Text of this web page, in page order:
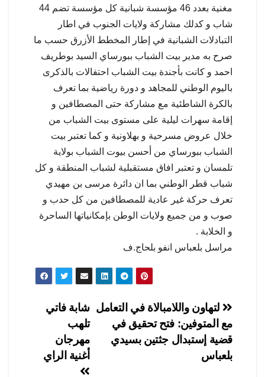
مغنية بعدد 46 مؤسسة شبانية كل مؤسسة تضم 44
شاب و كدلك مشاركة ولايات الجنوب في اطار
التبادلات الشبانية في إطار المخطط الأزرق حسب ما
صرح به مدير بيت الشباب ببورساي السيد بوطريف
احمد و كانت بأجندة بيت الشباب احتفالات بالذكرى
باليوم الوطني للمجاهد و دورة رياضية بما تعرف
بالكرة الشاطئية مع مشاركة حتى المصطافين و
إقامة سهرات ليلية على مستوى بيت الشباب من
خلال عروض مسرحية و بهلاونية و كما تعتبر بيت
الشباب ببورساي من أحسن بيوت الشباب بولاية
تلمسان و تعتبر افاق مستقبلية لشباب المنطقة و كل
شباب قطر الوطني بما ان دائرة مرسى بن مهيدي
تعرف حركة غير عادية للمصطافين من كل حدب و
صوب و من جميع ولايات الوطن بإمكانياتها الساحرة
و الخلابة .
مراسل بلعباس انفو بلحاج.ف
تصفّح
المقالات
شابة فاتي
تلهب
مهرجان
أغنية الراي
لتهاون واللامبالاة في التعامل
مع المتوفين: فتح تحقيق في
قضية إستبدال جثتين بسيدي
بلعباس